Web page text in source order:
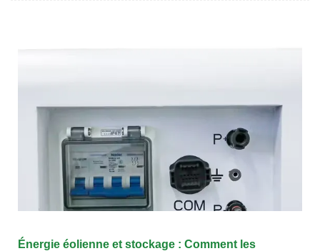
Énergie éolienne et stockage : Comment les